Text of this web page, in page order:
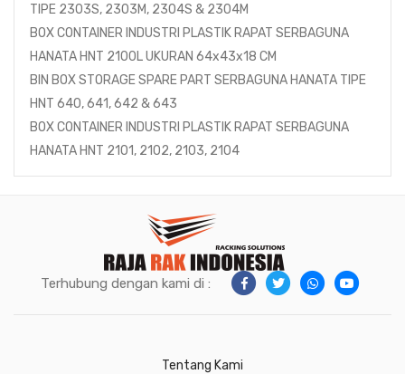
TIPE 2303S, 2303M, 2304S & 2304M
BOX CONTAINER INDUSTRI PLASTIK RAPAT SERBAGUNA
HANATA HNT 2100L UKURAN 64x43x18 CM
BIN BOX STORAGE SPARE PART SERBAGUNA HANATA TIPE
HNT 640, 641, 642 & 643
BOX CONTAINER INDUSTRI PLASTIK RAPAT SERBAGUNA
HANATA HNT 2101, 2102, 2103, 2104
Terhubung dengan kami di :
Tentang Kami